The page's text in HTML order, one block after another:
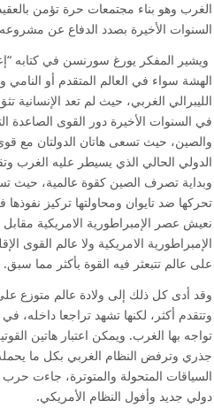
الغرب وهو بناء مجتمعات حرة تؤمن
السنوات الأخيرة بصدد الدفاع عن
ويشير المفكر يورغ سورنسن في كتابه
الهشة سواء في العالم المتقدم أو
الليبرالي الغربي، حيث لم تعد
في السنوات الأخيرة دور القوى الصاعدة
والصين، حيث تسعى هاتان الدولتان مع
وبداية تصرف الصين كقوة عالمية، حيث
تحركها ضد تايوان ومحاولتها تركيز
نعيش عصر الإمبراطورية الامريكية
الإمبراطورية الامريكية ولا عالم القوى
على عالم تتبعثر فيه القوة بأكثر مما سبق.
وقد أدى كل ذلك إلى ولادة عالم متوزع على
وتتقدم أكثر، لكنها تشهد تراجعا داخله،
تواجه بها الغرب. ويمكن اعتبار هاتين
جذري وترفض النظام الغربي بكل ما
السياقات المتحولة والمتوترة، جاءت
دولي جديد وأفول النظام الأمريكي.